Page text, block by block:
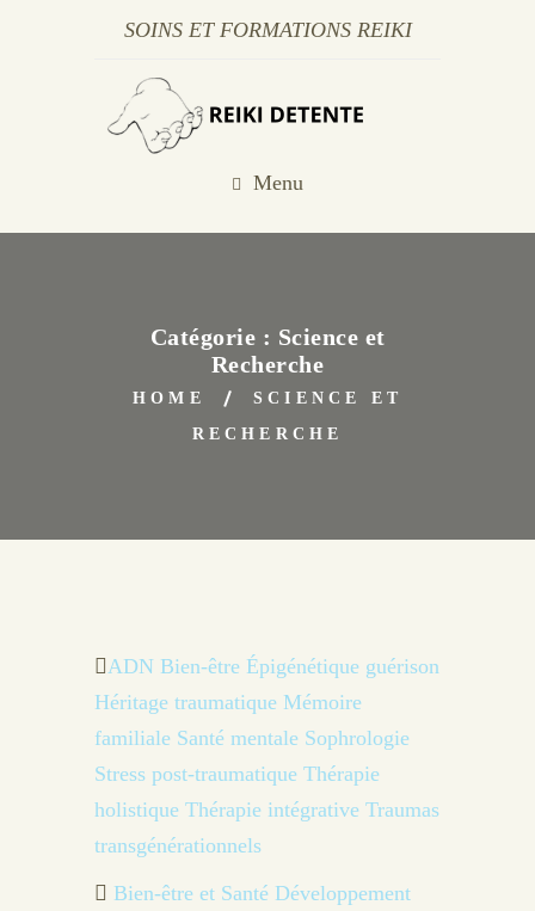
SOINS ET FORMATIONS REIKI
Menu
Catégorie : Science et
Recherche
HOME
SCIENCE ET
RECHERCHE
ADN Bien-être Épigénétique guérison
Héritage traumatique Mémoire
familiale Santé mentale Sophrologie
Stress post-traumatique Thérapie
holistique Thérapie intégrative Traumas
transgénérationnels
Bien-être et Santé Développement